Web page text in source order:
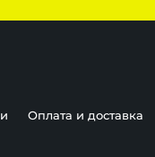
Оплата и доставка